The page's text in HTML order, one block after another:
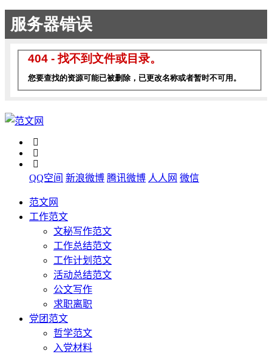
QQ空间 新浪微博 腾讯微博 人人网 微信
范文网
工作范文
文秘写作范文
工作总结范文
工作计划范文
活动总结范文
公文写作
求职离职
党团范文
哲学范文
入党材料